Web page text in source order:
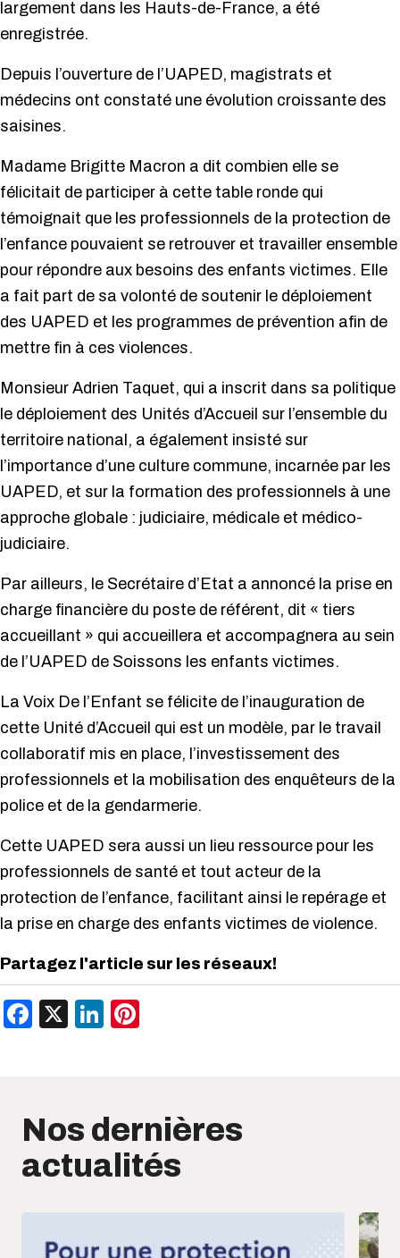
largement dans les Hauts-de-France, a été
enregistrée.
Depuis l’ouverture de l’UAPED, magistrats et
médecins ont constaté une évolution croissante des
saisines.
Madame Brigitte Macron a dit combien elle se
félicitait de participer à cette table ronde qui
témoignait que les professionnels de la protection de
l’enfance pouvaient se retrouver et travailler ensemble
pour répondre aux besoins des enfants victimes. Elle
a fait part de sa volonté de soutenir le déploiement
des UAPED et les programmes de prévention afin de
mettre fin à ces violences.
Monsieur Adrien Taquet, qui a inscrit dans sa politique
le déploiement des Unités d’Accueil sur l’ensemble du
territoire national, a également insisté sur
l’importance d’une culture commune, incarnée par les
UAPED, et sur la formation des professionnels à une
approche globale : judiciaire, médicale et médico-
judiciaire.
Par ailleurs, le Secrétaire d’Etat a annoncé la prise en
charge financière du poste de référent, dit « tiers
accueillant » qui accueillera et accompagnera au sein
de l’UAPED de Soissons les enfants victimes.
La Voix De l’Enfant se félicite de l’inauguration de
cette Unité d’Accueil qui est un modèle, par le travail
collaboratif mis en place, l’investissement des
professionnels et la mobilisation des enquêteurs de la
police et de la gendarmerie.
Cette UAPED sera aussi un lieu ressource pour les
professionnels de santé et tout acteur de la
protection de l’enfance, facilitant ainsi le repérage et
la prise en charge des enfants victimes de violence.
Partagez l'article sur les réseaux!
Facebook
X LinkedIn
Nos dernières
actualités